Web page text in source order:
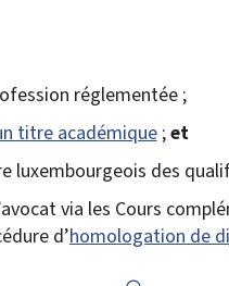
réglementée ;
titre académique;et
luxembourgeois des
via les Cours
d’homologation de